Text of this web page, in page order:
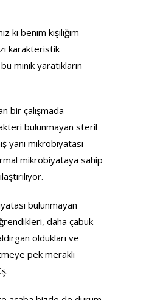
ki benim kişiliğim
karakteristik
minik yaratıkların
bir çalışmada
bulunmayan steril
yani mikrobiyatası
mikrobiyataya sahip
bulunmayan
daha çabuk
oldukları ve
pek meraklı